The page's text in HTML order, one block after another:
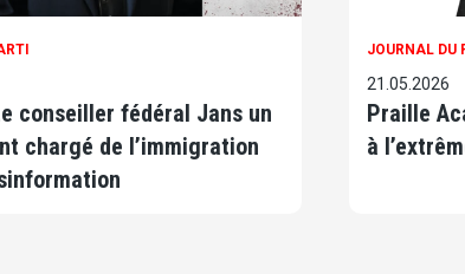
conseiller fédéral Jans un
chargé de l’immigration
JOURNAL DU
21.05.2026
Praille
à